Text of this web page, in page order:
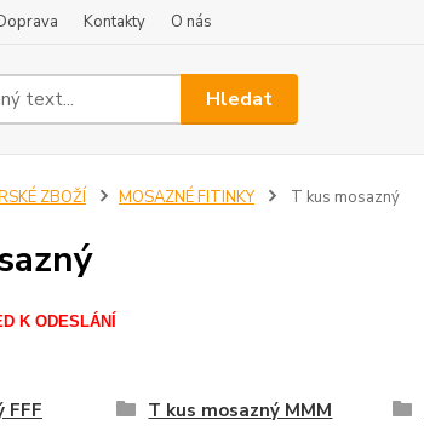
Kontakty O nás
Hledat
ZBOŽÍ MOSAZNÉ FITINKY T kus mosazný
K ODESLÁNÍ
FFF T kus mosazný MMM